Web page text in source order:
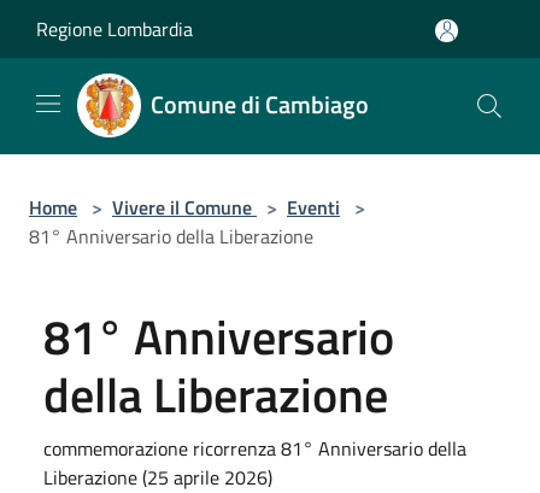
Regione Lombardia
Comune di Cambiago
Home > Vivere il Comune > Eventi >
81° Anniversario della Liberazione
81° Anniversario
della Liberazione
commemorazione ricorrenza 81° Anniversario della
Liberazione (25 aprile 2026)